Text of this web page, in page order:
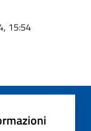
15:54